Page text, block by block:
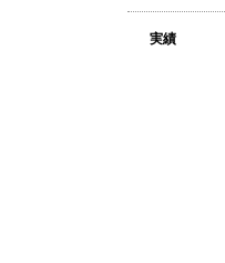
実績